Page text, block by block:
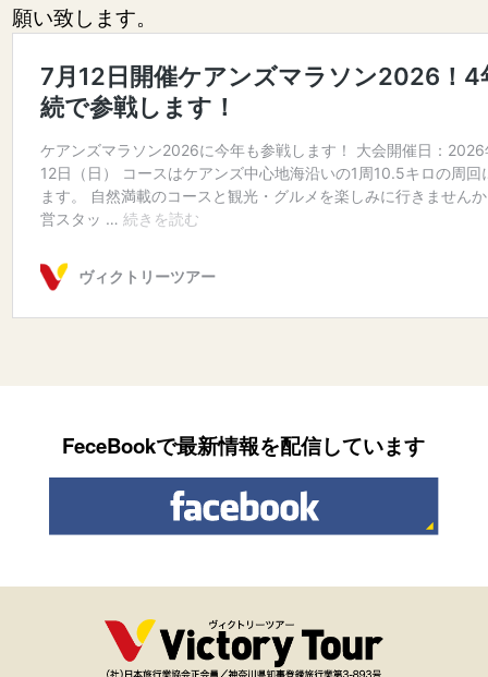
願い致します。
FeceBookで最新情報を配信しています